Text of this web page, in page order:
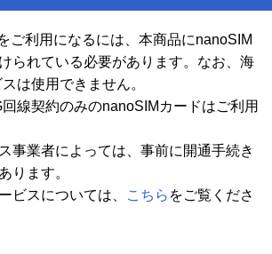
ご利用になるには、本商品にnanoSIM
られている必要があります。なお、海
は使用できません。
線契約のみのnanoSIMカードはご利用
事業者によっては、事前に開通手続き
ります。
ビスについては、
こちら をご覧くださ